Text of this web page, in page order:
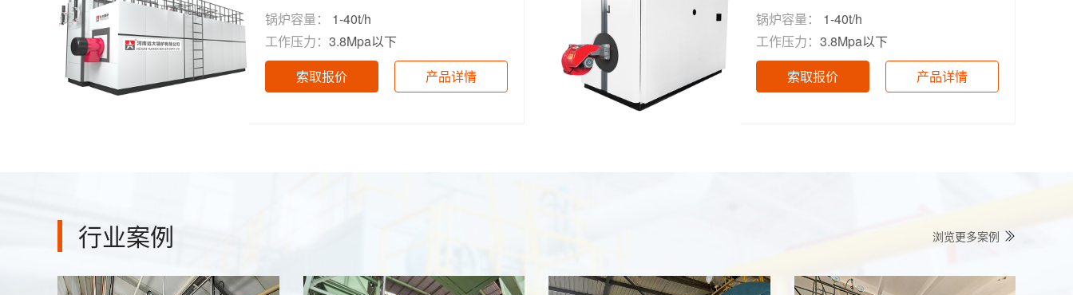
锅炉容量：
1-40t/h
工作压力： 3.8Mpa以下
索取报价
产品详情
锅炉容量：
1-40t/h
工作压力： 3.8Mpa以下
索取报价
产品详情
行业案例 浏览更多案例